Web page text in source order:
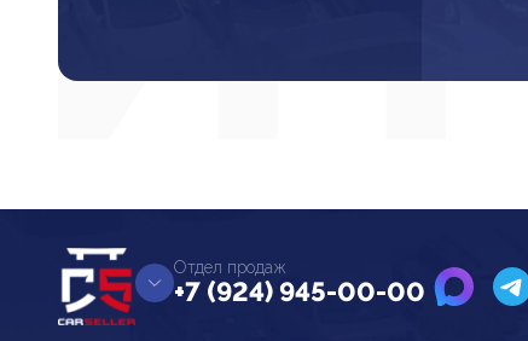
Отдел продаж
+7 (924) 945-00-00